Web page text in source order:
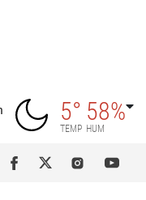
5°
TEMP
58%
HUM